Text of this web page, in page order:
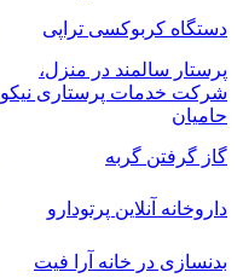
دستگاه کربوکسی تراپی
پرستار سالمند در منزل،
شرکت خدمات پرستاری نیکو
حامیان
گاز گرفتن گربه
داروخانه آنلاین پرتودارو
بدنسازی در خانه آرا فیت